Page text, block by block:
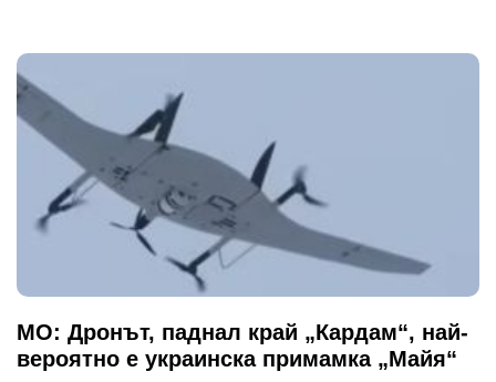
МО: Дронът, паднал край „Кардам“, най-
вероятно е украинска примамка „Майя“